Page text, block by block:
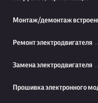
Монтаж/демонтаж
Ремонт электродвигателя
Замена электродвигателя
Прошивка электронного